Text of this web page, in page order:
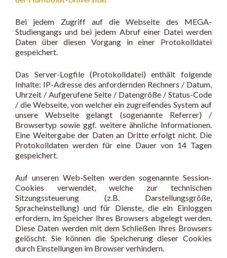
Bei jedem Zugriff auf die Webseite des MEGA-
Studiengangs und bei jedem Abruf einer Datei werden
Daten über diesen Vorgang in einer Protokolldatei
gespeichert.
Das Server-Logfile (Protokolldatei) enthält folgende
Inhalte: IP-Adresse des anfordernden Rechners / Datum,
Uhrzeit / Aufgerufene Seite / Datengröße / Status-Code
/ die Webseite, von welcher ein zugreifendes System auf
unsere Webseite gelangt (sogenannte Referrer) /
Browsertyp sowie ggf. weitere ähnliche Informationen.
Eine Weitergabe der Daten an Dritte erfolgt nicht. Die
Protokolldaten werden für eine Dauer von 14 Tagen
gespeichert.
Auf unseren Web-Seiten werden sogenannte Session-
Cookies verwendet, welche zur technischen
Sitzungssteuerung (z.B. Darstellungsgröße,
Spracheinstellung) und für Dienste, die ein Einloggen
erfordern, im Speicher Ihres Browsers abgelegt werden.
Diese Daten werden mit dem Schließen Ihres Browsers
gelöscht. Sie können die Speicherung dieser Cookies
durch Einstellungen im Browser verhindern.